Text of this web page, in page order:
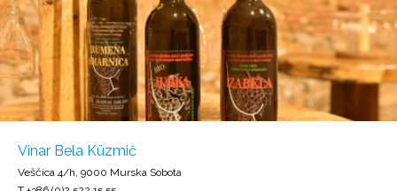
Vinar Bela Küzmič
Veščica 4/h, 9000 Murska Sobota